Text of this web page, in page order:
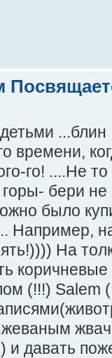
...блин
времени,
го! ....Не
бери не
было
Например,
На
(!!!) Salem
и давать